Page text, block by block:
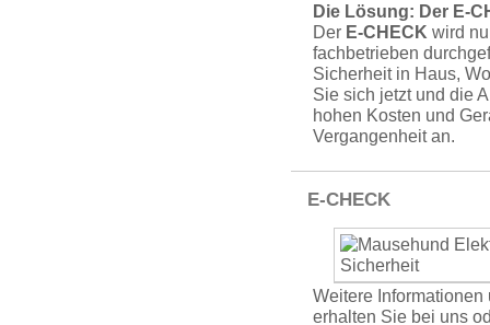
Die Lösung: Der E-
Der E-CHECK wird
fachbe­trieben
Sicherheit in Haus,
Sie sich jetzt und die
hohen Kosten und
Vergangenheit an.
E-CHECK
Weitere
erhalten Sie bei uns